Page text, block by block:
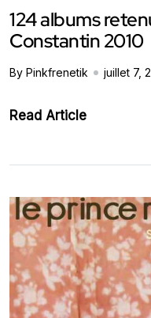
124 albums
Constantin 2010
By Pinkfrenetik juillet 7,
Read Article